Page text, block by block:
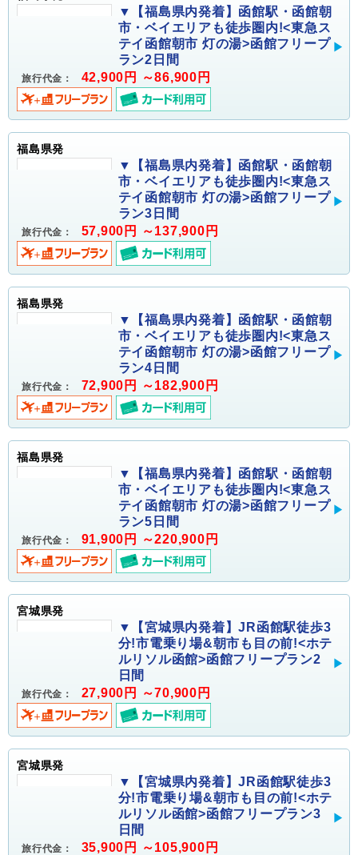
▼【福島県内発着】函館駅・函館朝
市・ベイエリアも徒歩圏内!<東急ス
テイ函館朝市 灯の湯>函館フリープ
ラン2日間
旅行代金： 42,900円 ～86,900円
福島県発
▼【福島県内発着】函館駅・函館朝
市・ベイエリアも徒歩圏内!<東急ス
テイ函館朝市 灯の湯>函館フリープ
ラン3日間
旅行代金： 57,900円 ～137,900円
福島県発
▼【福島県内発着】函館駅・函館朝
市・ベイエリアも徒歩圏内!<東急ス
テイ函館朝市 灯の湯>函館フリープ
ラン4日間
旅行代金： 72,900円 ～182,900円
福島県発
▼【福島県内発着】函館駅・函館朝
市・ベイエリアも徒歩圏内!<東急ス
テイ函館朝市 灯の湯>函館フリープ
ラン5日間
旅行代金： 91,900円 ～220,900円
宮城県発
▼【宮城県内発着】JR函館駅徒歩3
分!市電乗り場&朝市も目の前!<ホテ
ルリソル函館>函館フリープラン2
日間
旅行代金： 27,900円 ～70,900円
宮城県発
▼【宮城県内発着】JR函館駅徒歩3
分!市電乗り場&朝市も目の前!<ホテ
ルリソル函館>函館フリープラン3
日間
旅行代金： 35,900円 ～105,900円